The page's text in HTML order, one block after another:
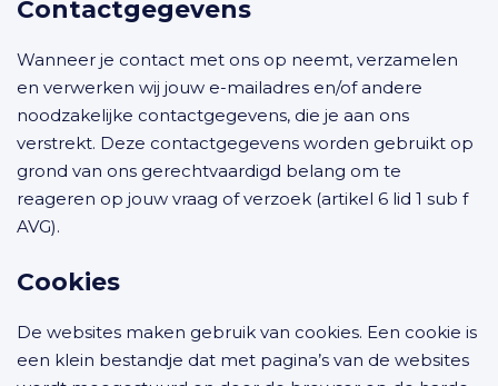
Contactgegevens
Wanneer je contact met ons op neemt, verzamelen
en verwerken wij jouw e-mailadres en/of andere
noodzakelijke contactgegevens, die je aan ons
verstrekt. Deze contactgegevens worden gebruikt op
grond van ons gerechtvaardigd belang om te
reageren op jouw vraag of verzoek (artikel 6 lid 1 sub f
AVG).
Cookies
De websites maken gebruik van cookies. Een cookie is
een klein bestandje dat met pagina’s van de websites